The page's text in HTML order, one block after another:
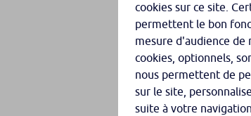
cookies sur ce site.
permettent le bon
mesure d'audience de
cookies, optionnels,
nous permettent de
sur le site,
suite à votre